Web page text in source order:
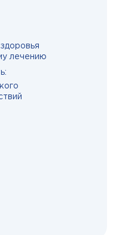
лечению